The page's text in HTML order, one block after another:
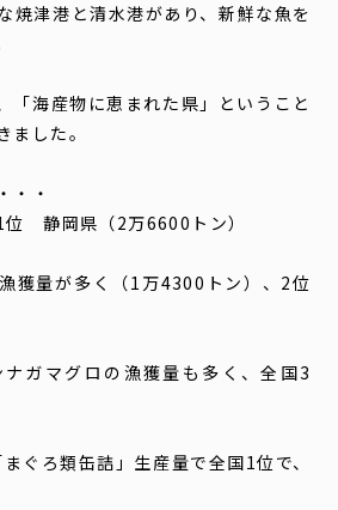
焼津港と清水港があり、新鮮な魚を
「海産物に恵まれた県」ということ
ました。
・・
位 静岡県（2万6600 トン）
獲量が多く（1 万4300 トン）、 2位
ガマグロの漁獲量も多く、全国3
ぐろ類缶詰」生産量で全国1位で、